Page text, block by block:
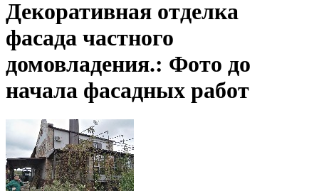
Декоративная отделка
фасада частного
домовладения.: Фото до
начала фасадных работ